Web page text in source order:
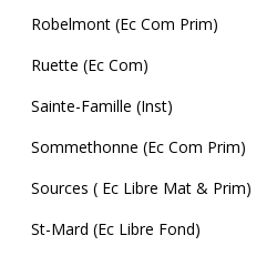
Robelmont (Ec Com Prim)
Ruette (Ec Com)
Sainte-Famille (Inst)
Sommethonne (Ec Com Prim)
Sources ( Ec Libre Mat & Prim)
St-Mard (Ec Libre Fond)